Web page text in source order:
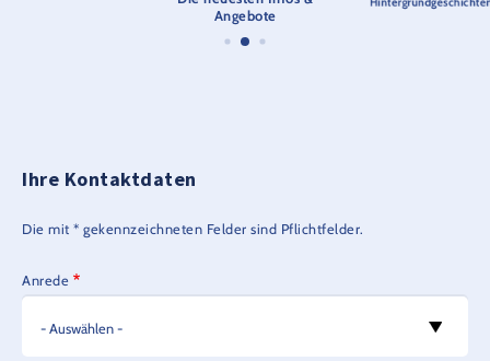
Angebote
Ihre Kontaktdaten
Die mit * gekennzeichneten Felder sind Pflichtfelder.
Anrede